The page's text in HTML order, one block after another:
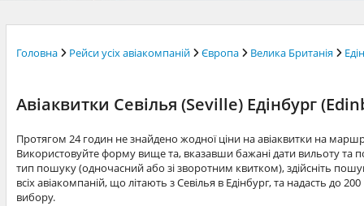
Головна Рейси усіх авіакомпаній Європа Велика Британія
Авіаквитки Севілья (Seville) Едінбург
Протягом 24 годин не знайдено жодної ціни на авіаквитки на
Використовуйте форму вище та, вказавши бажані дати вильоту та
тип пошуку (одночасний або зі зворотним квитком), здійсніть
всіх авіакомпаній, що літають з Севілья в Едінбург, та надасть до
вибору.